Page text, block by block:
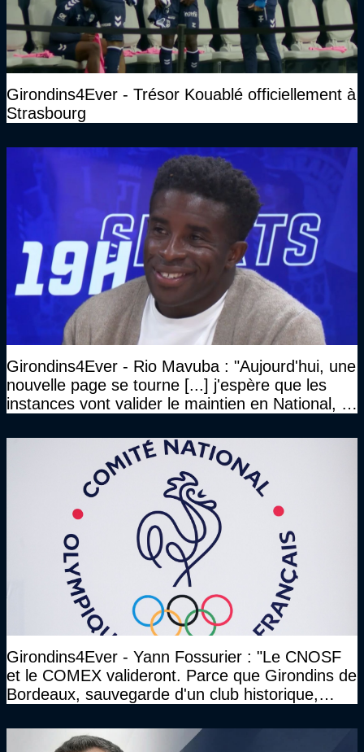
Girondins4Ever - Trésor Kouablé officiellement à
Strasbourg
Girondins4Ever - Rio Mavuba : "Aujourd'hui, une
nouvelle page se tourne [...] j'espère que les
instances vont valider le maintien en National, et
haut niveau"
Girondins4Ever - Yann Fossurier : "Le CNOSF
et le COMEX valideront. Parce que Girondins de
Bordeaux, sauvegarde d'un club historique,